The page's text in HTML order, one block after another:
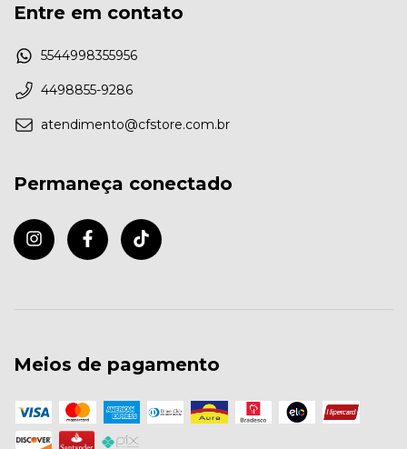
Entre em contato
5544998355956
4498855-9286
atendimento@cfstore.com.br
Permaneça conectado
Meios de pagamento